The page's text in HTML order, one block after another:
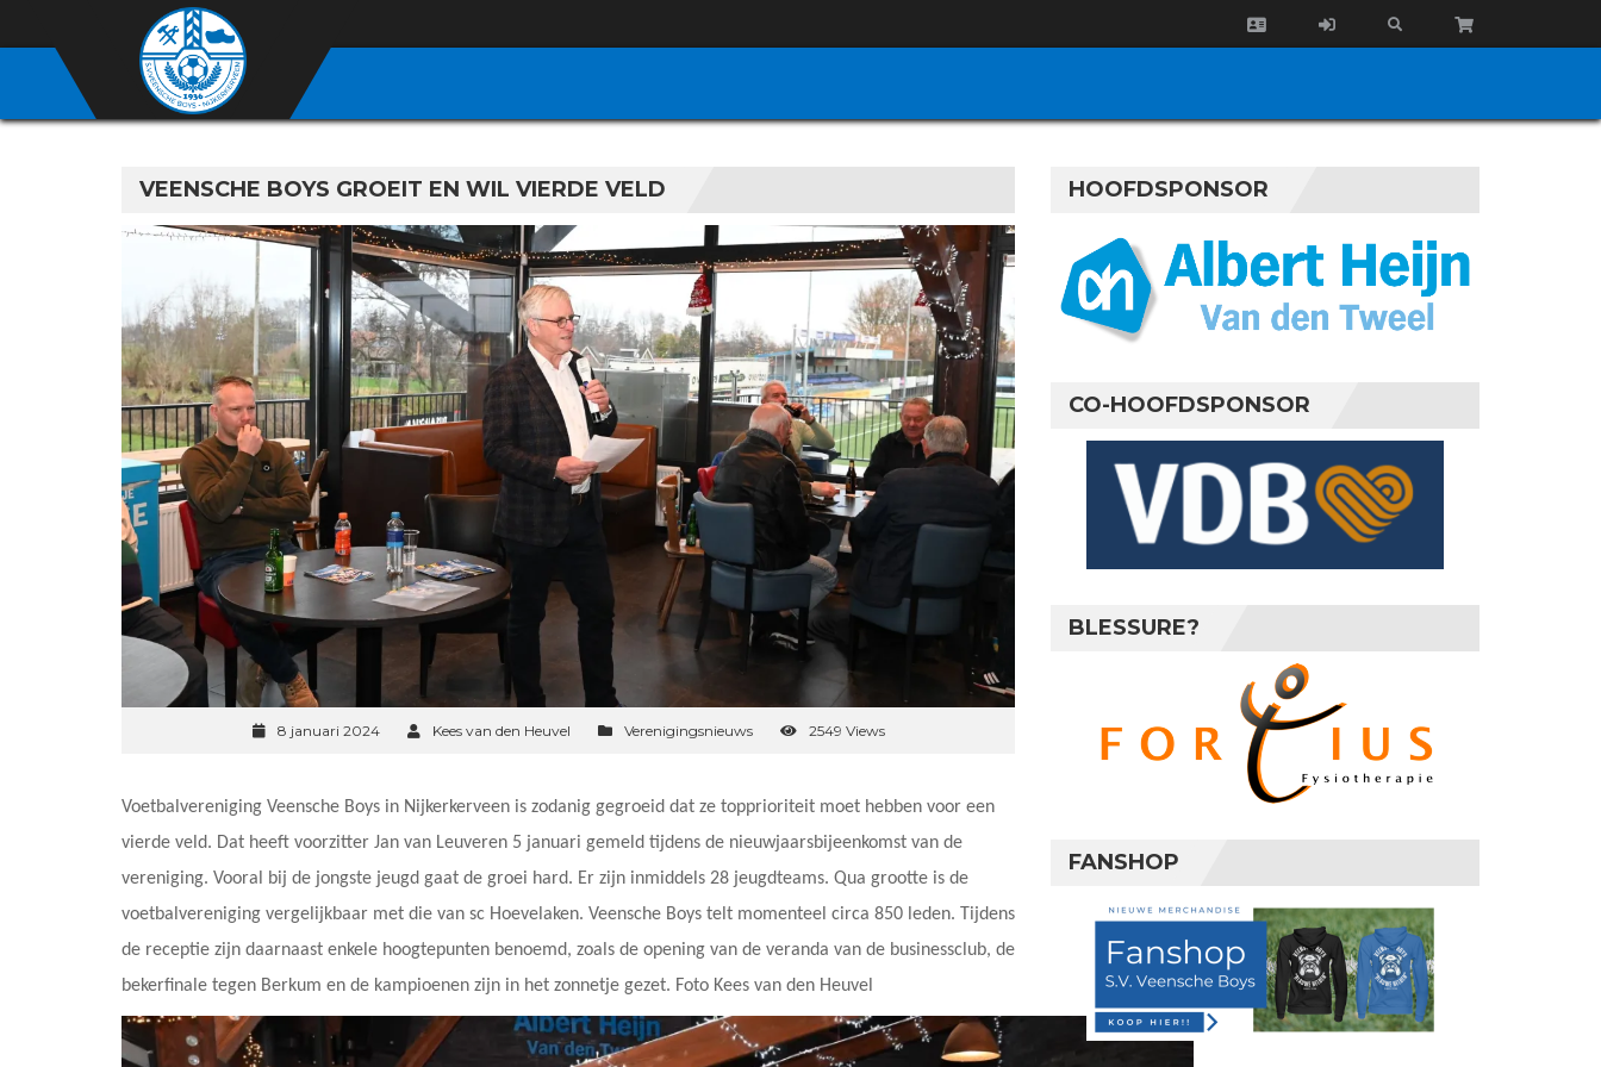
VEENSCHE BOYS GROEIT EN WIL VIERDE VELD
8 januari 2024 Kees van den Heuvel Verenigingsnieuws 2549 Views
Voetbalvereniging Veensche Boys in Nijkerkerveen is zodanig gegroeid dat ze topprioriteit moet hebben voor een
vierde veld. Dat heeft voorzitter Jan van Leuveren 5 januari gemeld tijdens de nieuwjaarsbijeenkomst van de
vereniging. Vooral bij de jongste jeugd gaat de groei hard. Er zijn inmiddels 28 jeugdteams. Qua grootte is de
voetbalvereniging vergelijkbaar met die van sc Hoevelaken. Veensche Boys telt momenteel circa 850 leden. Tijdens
de receptie zijn daarnaast enkele hoogtepunten benoemd, zoals de opening van de veranda van de businessclub, de
bekerfinale tegen Berkum en de kampioenen zijn in het zonnetje gezet. Foto Kees van den Heuvel
HOOFDSPONSOR
CO-HOOFDSPONSOR
BLESSURE?
FANSHOP